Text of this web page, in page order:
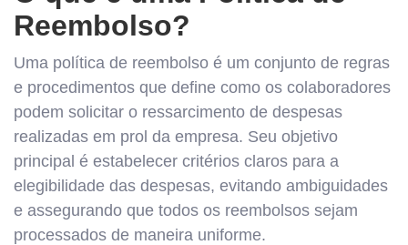
Reembolso?
Uma política de reembolso é um conjunto de regras
e procedimentos que define como os colaboradores
podem solicitar o ressarcimento de despesas
realizadas em prol da empresa. Seu objetivo
principal é estabelecer critérios claros para a
elegibilidade das despesas, evitando ambiguidades
e assegurando que todos os reembolsos sejam
processados de maneira uniforme.